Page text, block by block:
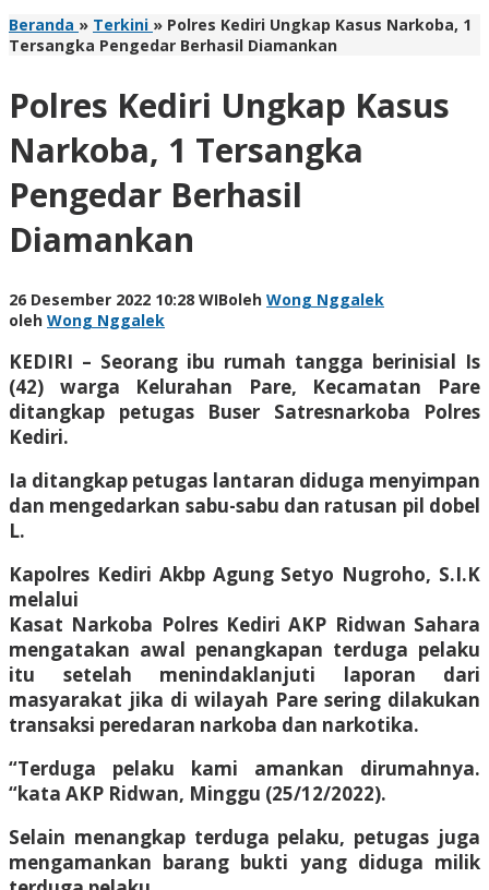
Beranda » Terkini » Polres Kediri Ungkap Kasus Narkoba, 1
Tersangka Pengedar Berhasil Diamankan
Polres Kediri Ungkap Kasus
Narkoba, 1 Tersangka
Pengedar Berhasil
Diamankan
26 Desember 2022 10:28 WIBoleh Wong Nggalek
oleh Wong Nggalek
KEDIRI – Seorang ibu rumah tangga berinisial Is
(42) warga Kelurahan Pare, Kecamatan Pare
ditangkap petugas Buser Satresnarkoba Polres
Kediri.
Ia ditangkap petugas lantaran diduga menyimpan
dan mengedarkan sabu-sabu dan ratusan pil dobel
L.
Kapolres Kediri Akbp Agung Setyo Nugroho, S.I.K
melalui
Kasat Narkoba Polres Kediri AKP Ridwan Sahara
mengatakan awal penangkapan terduga pelaku
itu setelah menindaklanjuti laporan dari
masyarakat jika di wilayah Pare sering dilakukan
transaksi peredaran narkoba dan narkotika.
“Terduga pelaku kami amankan dirumahnya.
“kata AKP Ridwan, Minggu (25/12/2022).
Selain menangkap terduga pelaku, petugas juga
mengamankan barang bukti yang diduga milik